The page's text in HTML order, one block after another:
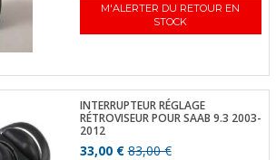
M'ALERTER DU RETOUR EN
STOCK
INTERRUPTEUR RÉGLAGE
RÉTROVISEUR POUR SAAB 9.3 2003-
2012
33,00 €83,00 €